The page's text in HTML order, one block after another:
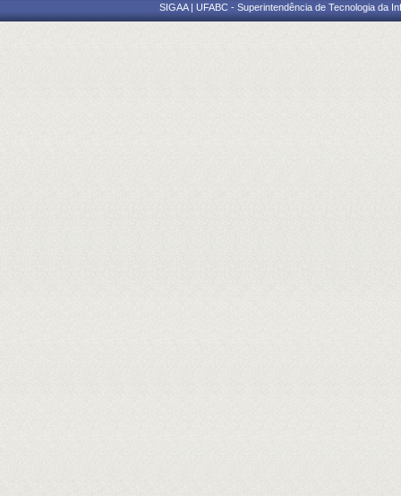
SIGAA | UFABC - Superintendência de Tecnologia da